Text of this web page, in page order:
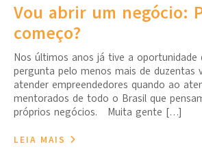
Vou abrir um negócio:
começo?
Nos últimos anos já tive a oportunidade
pergunta pelo menos mais de duzentas
atender empreendedores quando ao
mentorados de todo o Brasil que
próprios negócios. Muita gente […]
LEIA MAIS